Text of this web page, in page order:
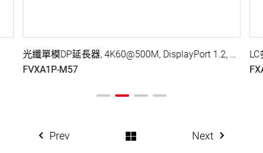
光纖單模DP延長器, 4K60@500M, DisplayPort 1.2, HDCP 2.2
FVXA1P-M57
Prev Next